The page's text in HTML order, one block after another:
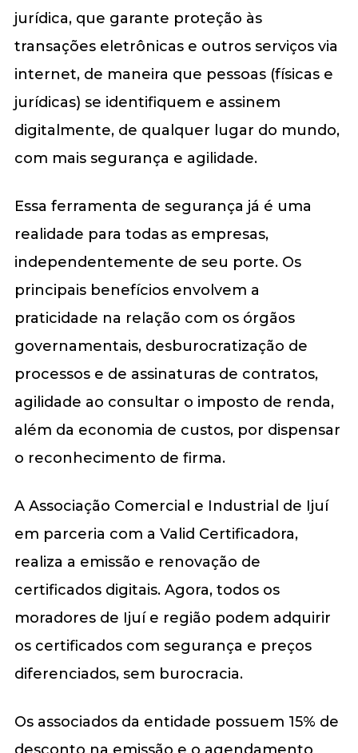
jurídica, que garante proteção às
transações eletrônicas e outros serviços via
internet, de maneira que pessoas (físicas e
jurídicas) se identifiquem e assinem
digitalmente, de qualquer lugar do mundo,
com mais segurança e agilidade.
Essa ferramenta de segurança já é uma
realidade para todas as empresas,
independentemente de seu porte. Os
principais benefícios envolvem a
praticidade na relação com os órgãos
governamentais, desburocratização de
processos e de assinaturas de contratos,
agilidade ao consultar o imposto de renda,
além da economia de custos, por dispensar
o reconhecimento de firma.
A Associação Comercial e Industrial de Ijuí
em parceria com a Valid Certificadora,
realiza a emissão e renovação de
certificados digitais. Agora, todos os
moradores de Ijuí e região podem adquirir
os certificados com segurança e preços
diferenciados, sem burocracia.
Os associados da entidade possuem 15% de